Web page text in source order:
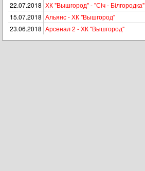
22.07.2018 ХК "Вышгород" - "Сiч - Білгородка"
15.07.2018 Альянс - ХК "Вышгород"
23.06.2018 Арсенал 2 - ХК "Вышгород"